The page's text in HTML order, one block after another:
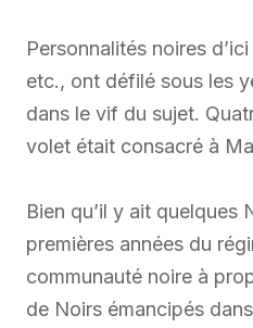
Personnalités noires
etc., ont défilé sous les
dans le vif du sujet.
volet était consacré à
Bien qu’il y ait
premières années du
communauté noire à
de Noirs émancipés